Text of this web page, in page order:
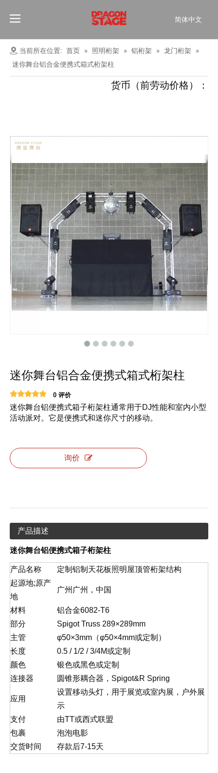
简体中文
Pусский
Français
العربية
当前所在位置: 首页 » 照明桁架 » 铝桁架 » 龙门桁架 »
迷你舞台铝合金便携式箱式桁架柱
货币（前劳动价格）：
迷你舞台铝合金便携式箱式桁架柱
0 评价
迷你舞台铝便携式箱子桁架柱通常用于DJ性能和室内小型
活动派对。它是便携式和迷你尺寸的移动。
询价
产品描述
迷你舞台铝便携式箱子桁架柱
产品名称
定制铝制天花板照明屋顶管桁架结构
起源地;原产
地
广州广州，中国
材料
铝合金6082-T6
部分
Spigot Truss 289×289mm
主管
φ50×3mm（φ50×4mm或定制）
长度
0.5 / 1/2 / 3/4M或定制
颜色
银色或黑色或定制
连接器
圆锥形耦合器，Spigot&R Spring
应用
设置移动头灯，用于展览或室内展，户外展
示
支付
由TT或西式联盟
包裹
泡泡电影
交货时间
存款后7-15天